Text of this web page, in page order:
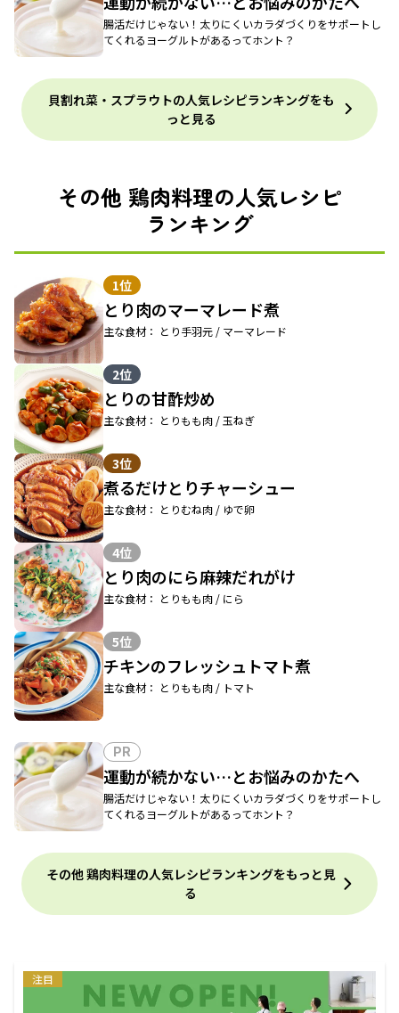
腸活だけじゃない！太りにくいカラダづくりをサポートし
てくれるヨーグルトがあるってホント？
貝割れ菜・スプラウトの人気レシピランキングをも
っと見る
その他 鶏肉料理の人気レシピ
ランキング
1位
とり肉のマーマレード煮
主な食材： とり手羽元 / マーマレード
2位
とりの甘酢炒め
主な食材： とりもも肉 / 玉ねぎ
3位
煮るだけとりチャーシュー
主な食材： とりむね肉 / ゆで卵
4位
とり肉のにら麻辣だれがけ
主な食材： とりもも肉 / にら
5位
チキンのフレッシュトマト煮
主な食材： とりもも肉 / トマト
PR
運動が続かない…とお悩みのかたへ
腸活だけじゃない！太りにくいカラダづくりをサポートし
てくれるヨーグルトがあるってホント？
その他 鶏肉料理の人気レシピランキングをもっと見
る
注目